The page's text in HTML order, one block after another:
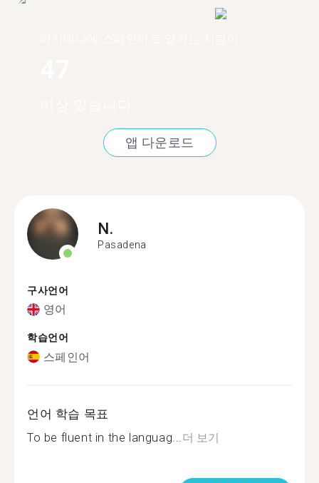
앱 다운로드
N.
Pasadena
구사언어
영어
학습언어
스페인어
언어 학습 목표
To be fluent in the languag... 더 보기